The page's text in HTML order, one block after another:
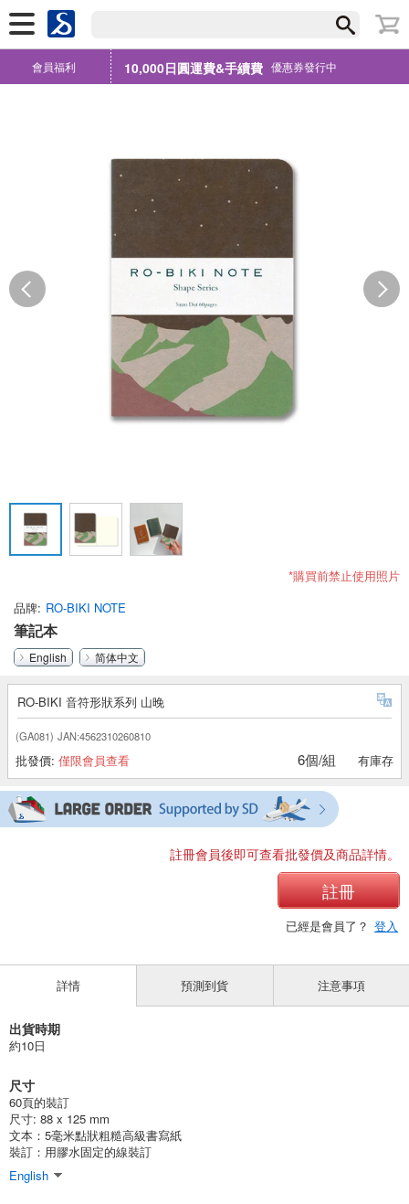
會員福利 10,000日圓運費&手續費 優惠券發行中
*購買前禁止使用照片
品牌 RO-BIKI NOTE
筆記本
English 简体中文
RO-BIKI 音符形狀系列 山晚
(GA081) JAN:4562310260810
批發價: 僅限會員查看 6個/組 有庫存
註冊會員後即可查看批發價及商品詳情。
註冊
已經是會員了？ 登入
詳情
出貨時期
約10日
尺寸
60頁的裝訂
尺寸: 88 x 125 mm
文本：5毫米點狀粗糙高級書寫紙
裝訂：用膠水固定的線裝訂
English
預測到貨 注意事項